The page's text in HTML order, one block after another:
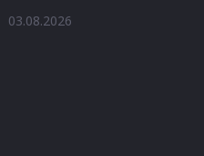
03.08.2026